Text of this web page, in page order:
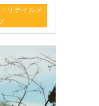
リテイルメ